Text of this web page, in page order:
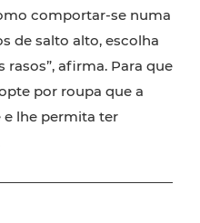
comportar-se numa
de salto alto, escolha
rasos”, afirma. Para que
por roupa que a
lhe permita ter